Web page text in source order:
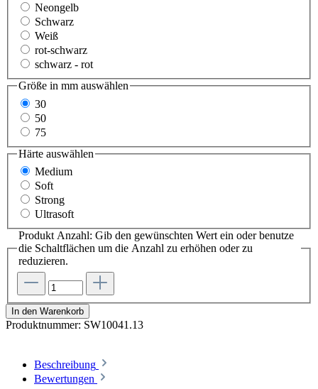
Neongelb
Schwarz
Weiß
rot-schwarz
schwarz - rot
Größe in mm auswählen
30
50
75
Härte auswählen
Medium
Soft
Strong
Ultrasoft
Produkt Anzahl: Gib den gewünschten Wert ein oder benutze
die Schaltflächen um die Anzahl zu erhöhen oder zu
reduzieren.
In den Warenkorb
Produktnummer: SW10041.13
Beschreibung
Bewertungen